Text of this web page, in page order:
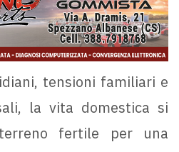
tensioni familiari e
la vita domestica si
fertile per una